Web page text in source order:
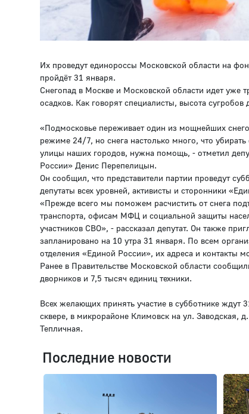
Их проведут единороссы Московской области на
пройдёт 31 января.
Снегопад в Москве и Московской области идет
осадков. Как говорят специалисты, высота
«Подмосковье переживает один из мощнейших
режиме 24/7, но снега настолько много, что
улицы наших городов, нужна помощь, - отметил
России» Денис Перепелицын.
Он сообщил, что представители партии проведут
депутаты всех уровней, активисты и сторонники
«Прежде всего мы поможем расчистить от снега
транспорта, офисам МФЦ и социальной защиты
участников СВО», - рассказал депутат. Он также
запланировано на 10 утра 31 января. По всем
отделения «Единой России», их адреса и контакты
Ранее в Правительстве Московской области
дворников и 7,5 тысяч единиц техники.
Всех желающих принять участие в субботнике ждут
сквере, в микрорайоне Климовск на ул.
Тепличная.
Последние новости